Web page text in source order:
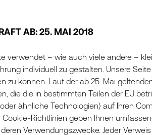
AB: 25. MAI 2018
verwendet – wie auch viele andere –
individuell zu gestalten. Unsere
zu können. Laut der ab 25. Mai
die die in bestimmten Teilen der EU
ähnliche Technologien) auf Ihren
Cookie-Richtlinien geben Ihnen
Verwendungszwecke. Jeder